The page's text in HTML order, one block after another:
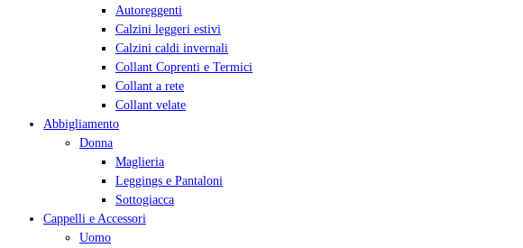
Autoreggenti
Calzini leggeri estivi
Calzini caldi invernali
Collant Coprenti e Termici
Collant a rete
Collant velate
Abbigliamento
Donna
Maglieria
Leggings e Pantaloni
Sottogiacca
Cappelli e Accessori
Uomo